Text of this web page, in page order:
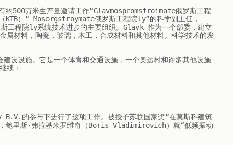
约500万米生产量邀请工作“Glavmospromstroimate俄罗斯工程
）“ Mosorgstroymate俄罗斯工程院ly”的科学副主任，
程院ly系统技术进步的主要组织。Glavk-作为一个部委，建立
属材料，陶瓷，玻璃，木工，合成材料和其他材料。科学技术的发
设设施。它是一个体育和交通设施，一个奥运村和许多其他设施
续：
的参与下进行了这项工作。被授予苏联国家奖“在莫斯科建筑
，鲍里斯·弗拉基米罗维奇（Boris Vladimirovich）就“低频振动